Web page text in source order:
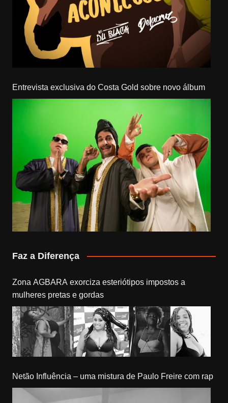
Entrevista exclusiva do Costa Gold sobre novo álbum
Faz a Diferença
Zona AGBARA exorciza esteriótipos impostos a
mulheres pretas e gordas
Netão Influência – uma mistura de Paulo Freire com rap